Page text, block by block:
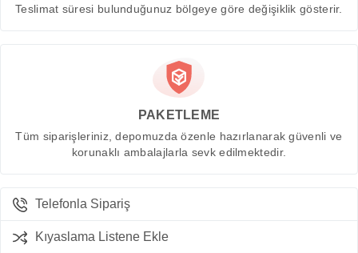
Teslimat süresi bulunduğunuz bölgeye göre değişiklik gösterir.
PAKETLEME
Tüm siparişleriniz, depomuzda özenle hazırlanarak güvenli ve
korunaklı ambalajlarla sevk edilmektedir.
Telefonla Sipariş
Kıyaslama Listene Ekle